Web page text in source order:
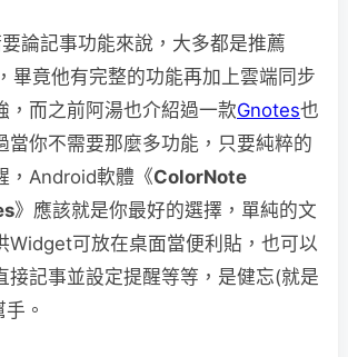
論記事功能來說，大多都是推薦
畢竟他有完整的功能再加上雲端同步
，而之前阿湯也介紹過一款Gnotes也
當你不需要那麼多功能，只要純粹的
，Android軟體《ColorNote
》應該就是你最好的選擇，單純的文
Widget可放在桌面當便利貼，也可以
接記事並設定提醒等等，是健忘(就是
。